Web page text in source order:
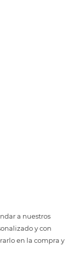
a nuestros
y con
en la compra y